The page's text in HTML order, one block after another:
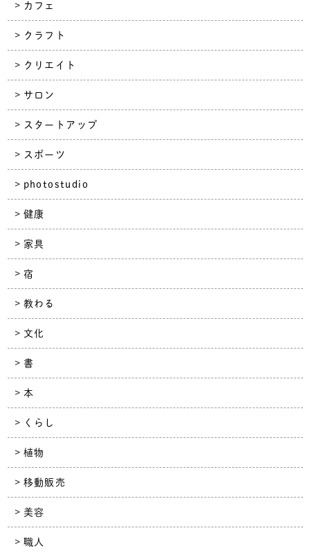
カフェ
クラフト
クリエイト
サロン
スタートアップ
スポーツ
photostudio
健康
家具
宿
教わる
文化
書
本
くらし
植物
移動販売
美容
職人